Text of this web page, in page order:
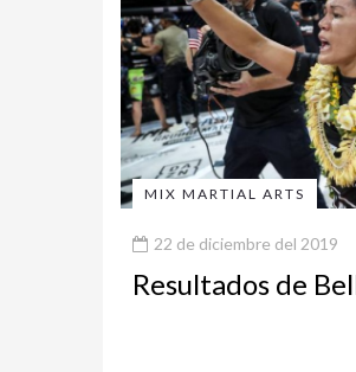
MIX MARTIAL ARTS
22 de diciembre del 2019
Resultados de